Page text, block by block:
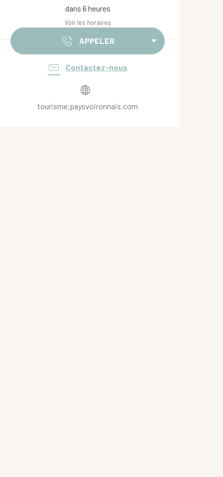
dans 6 heures
Voir les horaires
APPELER
Contactez-nous
tourisme.paysvoironnais.com